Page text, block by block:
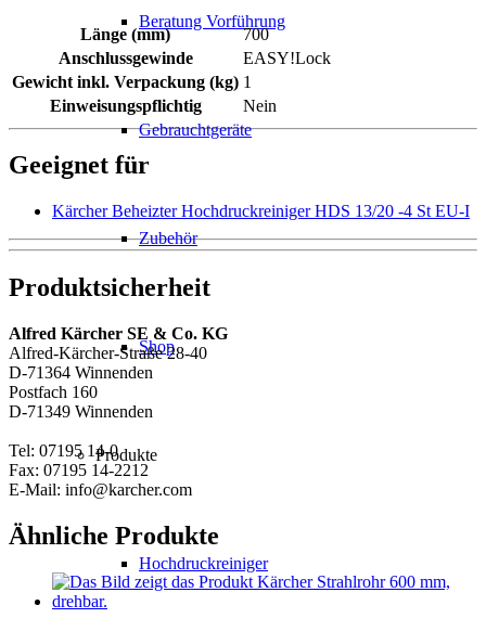
Beratung Vorführung
Gebrauchtgeräte
Zubehör
Shop
Produkte
Hochdruckreiniger
Länge (mm)
700
Anschlussgewinde
EASY!Lock
Gewicht inkl. Verpackung (kg) 1
Einweisungspflichtig
Nein
Geeignet für
Kärcher Beheizter Hochdruckreiniger HDS 13/20 -4 St EU-I
Produktsicherheit
Alfred Kärcher SE & Co. KG
Alfred-Kärcher-Straße 28-40
D-71364 Winnenden
Postfach 160
D-71349 Winnenden
Tel: 07195 14-0
Fax: 07195 14-2212
E-Mail: info@karcher.com
Ähnliche Produkte